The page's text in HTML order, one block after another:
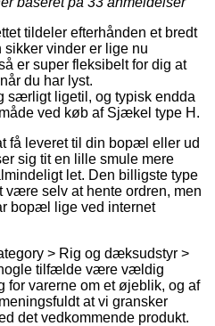
tildeler efterhånden et bredt
sikker vinder er lige nu
er super fleksibelt for dig at
du har lyst.
særligt ligetil, og typisk endda
ved køb af Sjækel type H.
få leveret til din bopæl eller ud
sig tit en lille smule mere
let. Den billigste type
være selv at hente ordren, men
bopæl lige ved internet
> Rig og dæksudstyr >
tilfælde være vældig
for varerne om et øjeblik, og af
at vi gransker
det vedkommende produkt.